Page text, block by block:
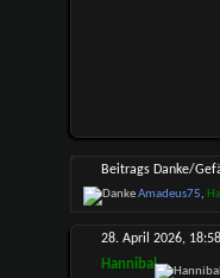
Beitrags Danke/
Amadeus75,
28. April 2026, 18:58
Hannibal